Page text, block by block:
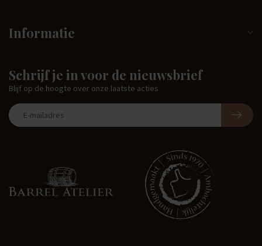
Informatie
Schrijf je in voor de nieuwsbrief
Blijf op de hoogte over onze laatste acties